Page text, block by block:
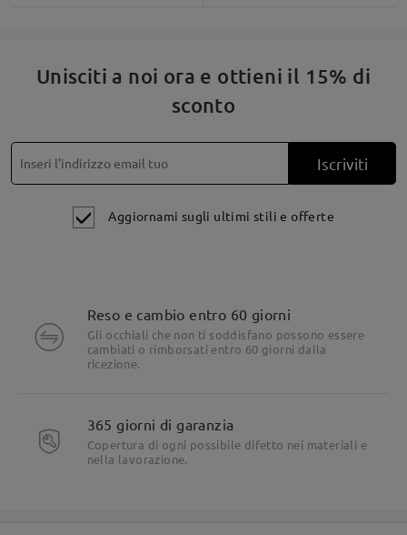
Unisciti a noi ora e ottieni il 15% di
sconto
Iscriviti
Aggiornami sugli ultimi stili e offerte
Reso e cambio entro 60 giorni
Gli occhiali che non ti soddisfano possono essere
cambiati o rimborsati entro 60 giorni dalla
ricezione.
365 giorni di garanzia
Copertura di ogni possibile difetto nei materiali e
nella lavorazione.